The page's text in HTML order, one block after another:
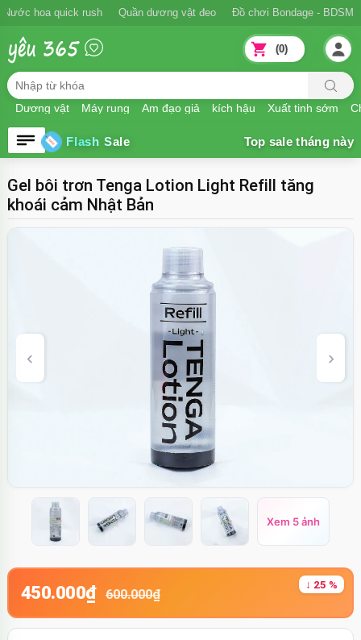
Nước hoa quick rush Quần dương vật đeo Đồ chơi Bondage - BDSM
Dương vật Máy rung Âm đạo giả kích hậu Xuất tinh sớm
(0)
Flash Sale
Gel bôi trơn Tenga Lotion Light Refill tăng
khoái cảm Nhật Bản
Xem 5 ảnh
450.000₫ 600.000₫
↓ 25 %